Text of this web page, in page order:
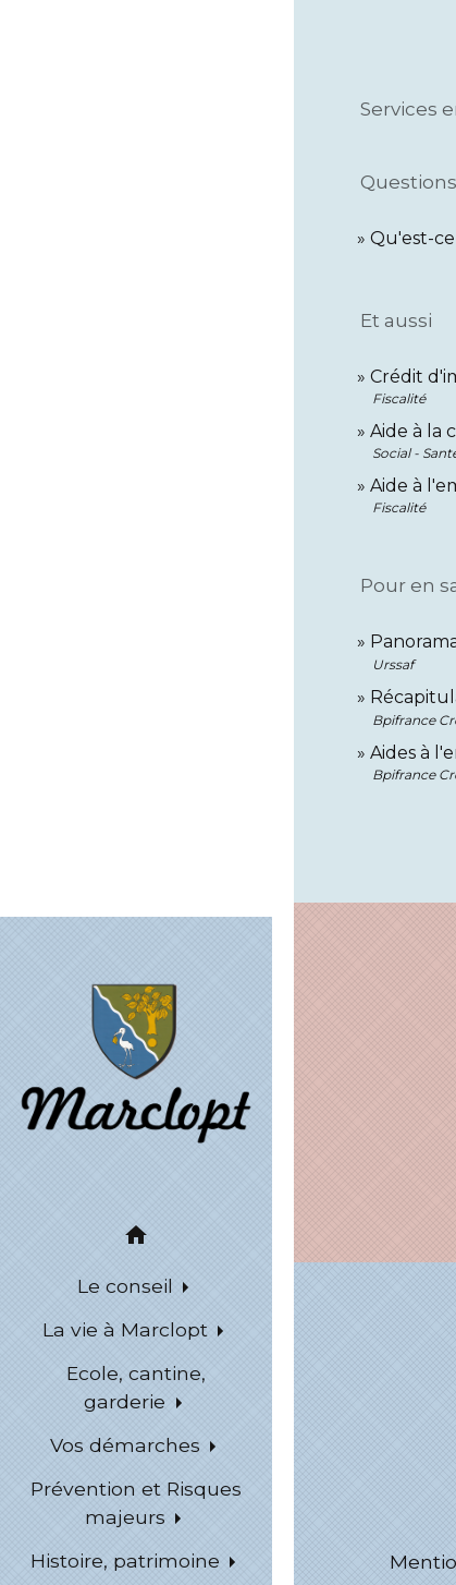
home
Le conseil
La vie à Marclopt
Ecole, cantine,
garderie
Vos démarches
Prévention et Risques
majeurs
Histoire, patrimoine
Services
Qu'est-
Et aussi
Crédit
Fiscalité
Aide à la
Social -
Aide à
Fiscalité
Pour en
Urssaf
Bpifrance
Aides à
Bpifrance